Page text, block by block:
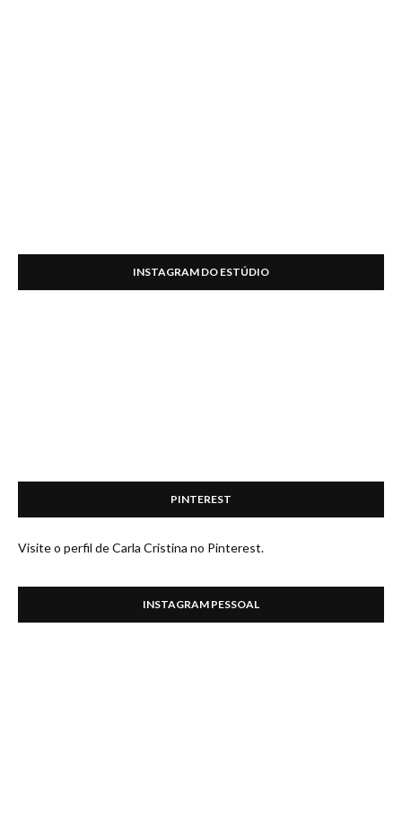
INSTAGRAM DO ESTÚDIO
PINTEREST
Visite o perfil de Carla Cristina no Pinterest.
INSTAGRAM PESSOAL